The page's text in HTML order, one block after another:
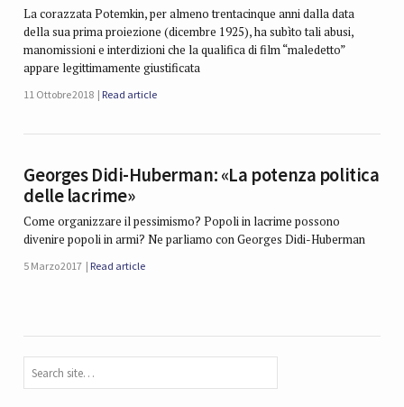
La corazzata Potemkin, per almeno trentacinque anni dalla data
della sua prima proiezione (dicembre 1925), ha subìto tali abusi,
manomissioni e interdizioni che la qualifica di film “maledetto”
appare legittimamente giustificata
11 Ottobre 2018 Read article
Georges Didi-Huberman: «La potenza politica
delle lacrime»
Come organizzare il pessimismo? Popoli in lacrime possono
divenire popoli in armi? Ne parliamo con Georges Didi-Huberman
5 Marzo 2017 Read article